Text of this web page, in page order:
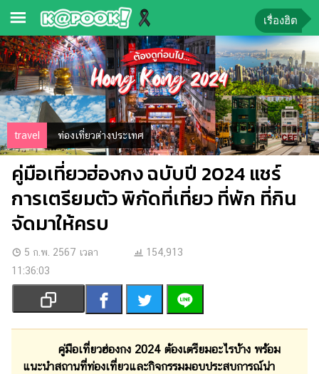
ข่าว-
ความ
รู้
ข่าว
ข่าว
บันเทิง
ตรวจ
หวย
ผล
บอล
การ
ศึกษา
เรื่องฮิต
travel ท่องเที่ยวต่างประเทศ
คู่มือเที่ยวฮ่องกง ฉบับปี 2024 แชร์
การเตรียมตัว พิกัดที่เที่ยว ที่พัก ที่กิน
จัดมาให้ครบ
5 ก.พ. 2567 เวลา
11:36:03
154,913
คู่มือเที่ยวฮ่องกง 2024 ต้องเตรียมอะไรบ้าง พร้อม
แนะนำสถานที่ท่องเที่ยวและกิจกรรมมอบประสบการณ์น่า